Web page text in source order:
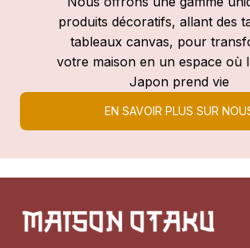
produits décoratifs, allant des
tableaux canvas, pour
votre maison en un espace où
Japon prend vie
EN SAVOIR PLUS SUR